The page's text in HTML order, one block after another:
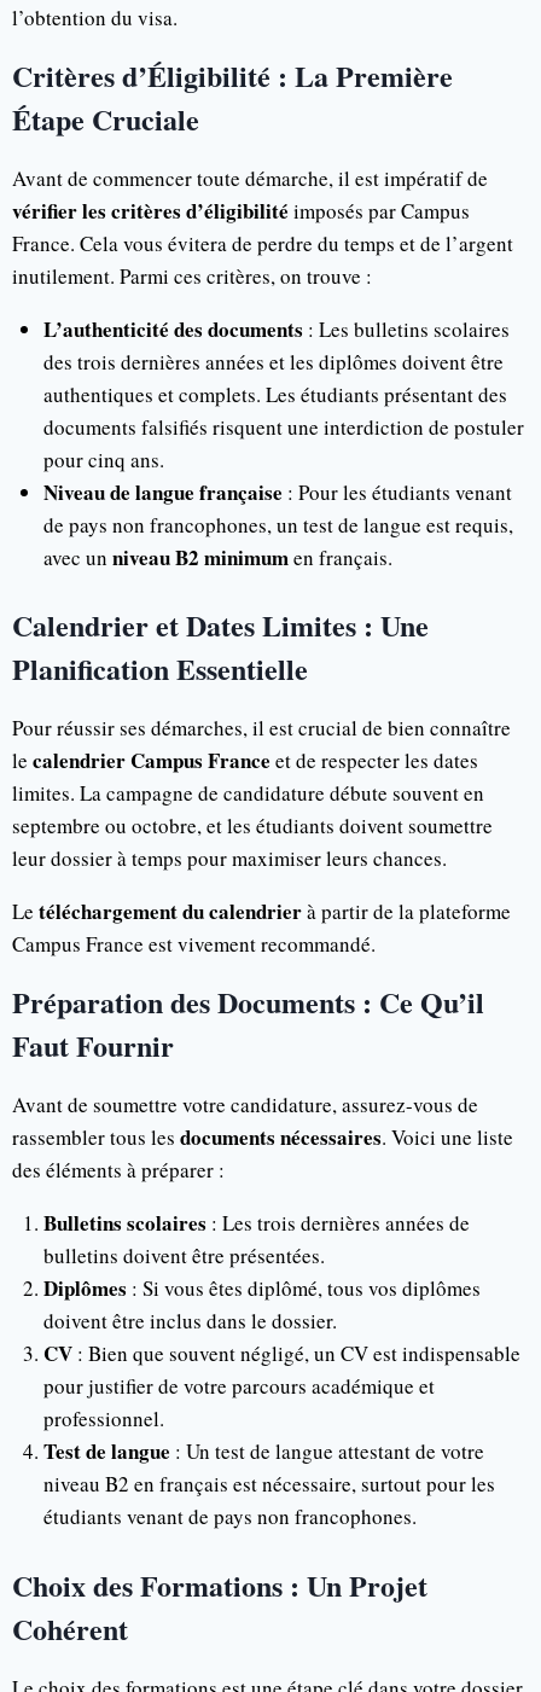
l’obtention du visa.
Critères d’Éligibilité : La Première
Étape Cruciale
Avant de commencer toute démarche, il est impératif de
vérifier les critères d’éligibilité imposés par Campus
France. Cela vous évitera de perdre du temps et de l’argent
inutilement. Parmi ces critères, on trouve :
L’authenticité des documents : Les bulletins scolaires
des trois dernières années et les diplômes doivent être
authentiques et complets. Les étudiants présentant des
documents falsifiés risquent une interdiction de postuler
pour cinq ans.
Niveau de langue française : Pour les étudiants venant
de pays non francophones, un test de langue est requis,
avec un niveau B2 minimumen français.
Calendrier et Dates Limites : Une
Planification Essentielle
Pour réussir ses démarches, il est crucial de bien connaître
le calendrier Campus France et de respecter les dates
limites. La campagne de candidature débute souvent en
septembre ou octobre, et les étudiants doivent soumettre
leur dossier à temps pour maximiser leurs chances.
Le téléchargement du calendrierà partir de la plateforme
Campus France est vivement recommandé.
Préparation des Documents : Ce Qu’il
Faut Fournir
Avant de soumettre votre candidature, assurez-vous de
rassembler tous les documents nécessaires. Voici une liste
des éléments à préparer :
Bulletins scolaires : Les trois dernières années de
bulletins doivent être présentées.
Diplômes : Si vous êtes diplômé, tous vos diplômes
doivent être inclus dans le dossier.
CV: Bien que souvent négligé, un CV est indispensable
pour justifier de votre parcours académique et
professionnel.
Test de langue : Un test de langue attestant de votre
niveau B2 en français est nécessaire, surtout pour les
étudiants venant de pays non francophones.
Choix des Formations : Un Projet
Cohérent